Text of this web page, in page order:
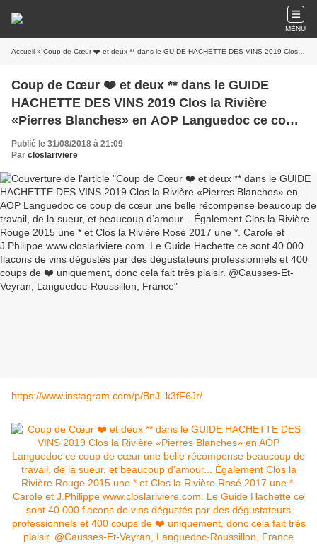
MENU
Accueil » Coup de Cœur ❤️ et deux ** dans le GUIDE HACHETTE DES VINS 2019 Clos la Rivière «Pierres Blanches» en AOP Languedoc ce coup de cœur une belle récompense beaucoup de travail, de la sueur, et beaucoup d’amour... Également Clos la Rivière Rouge 2015 une * et Clos la Rivière Rosé 2017 une *. Carole et J.Philippe www.closlariviere.com. Le Guide Hachette ce sont 40 000 flacons de vins dégustés par des dégustateurs professionnels et 400 coups de ❤️ uniquement, donc cela fait très plaisir. @Causses-Et-Veyran, Languedoc-Roussillon, France
Coup de Cœur ❤️ et deux ** dans le GUIDE
HACHETTE DES VINS 2019 Clos la Rivière
«Pierres Blanches» en AOP Languedoc ce coup
de cœur une belle récompense beaucoup de
travail, de la sueur, et beaucoup d’amour...
Également Clos la Rivière Rouge 2015 une * et
Clos la Rivière Rosé 2017 une *. Carole et
J.Philippe www.closlariviere.com. Le Guide
Hachette ce sont 40 000 flacons de vins
dégustés par des dégustateurs professionnels
et 400 coups de ❤️ uniquement, donc cela fait
très plaisir. @Causses-Et-Veyran, Languedoc-
Publié le 31/08/2018 à 21:09
Par closlariviere
https://www.instagram.com/p/BnJ_k3fF6Jr/